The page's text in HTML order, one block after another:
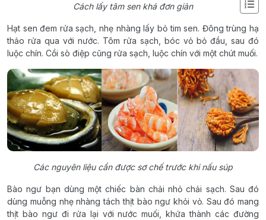
Cách lấy tâm sen khá đơn giản
Hạt sen đem rửa sạch, nhẹ nhàng lấy bỏ tim sen. Đông trùng hạ
thảo rửa qua với nước. Tôm rửa sạch, bóc vỏ bỏ đầu, sau đó
luộc chín. Cồi sò điệp cũng rửa sạch, luộc chín với một chút muối.
Các nguyên liệu cần được sơ chế trước khi nấu súp
Bào ngư bạn dùng một chiếc bàn chải nhỏ chải sạch. Sau đó
dùng muỗng nhẹ nhàng tách thịt bào ngư khỏi vỏ. Sau đó mang
thịt bào ngư đi rửa lại với nước muối, khứa thành các đường